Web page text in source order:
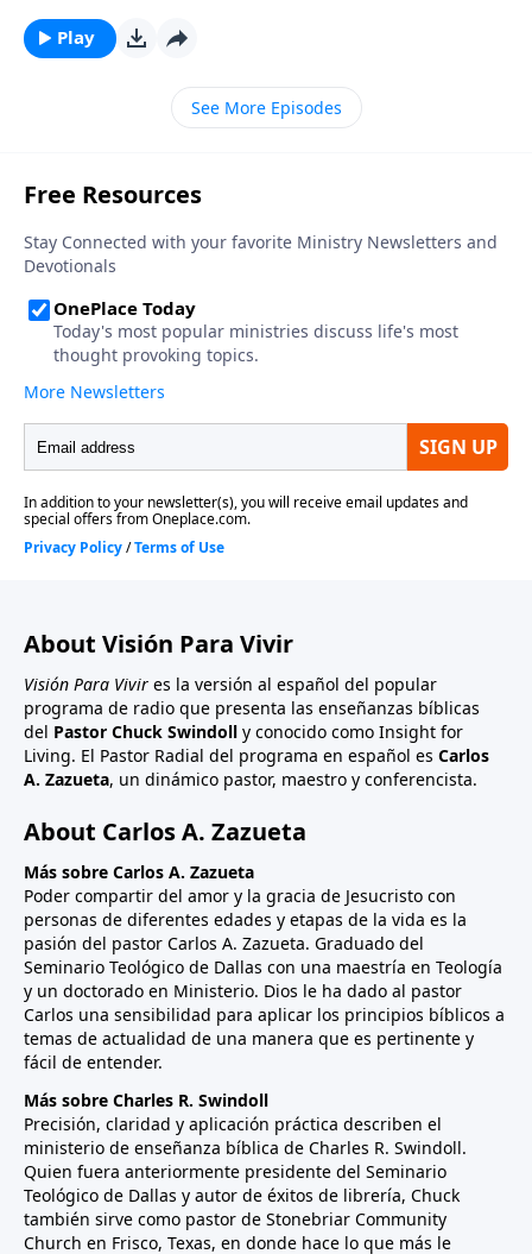
dirigieron con sabiduría. ¿Pero quién los influyó más?
En muchos casos. . . una madre. Acompáñenos a
conocer a la madre que salvó la vida de un gran
héroe de la Biblia, Moisés.
Play
See More Episodes
About Visión Para Vivir
Visión Para Vivir es la versión al español del popular
programa de radio que presenta las enseñanzas bíblicas
del Pastor Chuck Swindoll y conocido como Insight for
Living. El Pastor Radial del programa en español es Carlos
A. Zazueta, un dinámico pastor, maestro y conferencista.
About Carlos A. Zazueta
Más sobre Carlos A. Zazueta
Poder compartir del amor y la gracia de Jesucristo con
personas de diferentes edades y etapas de la vida es la
pasión del pastor Carlos A. Zazueta. Graduado del
Seminario Teológico de Dallas con una maestría en Teología
y un doctorado en Ministerio. Dios le ha dado al pastor
Carlos una sensibilidad para aplicar los principios bíblicos a
temas de actualidad de una manera que es pertinente y
fácil de entender.
Más sobre Charles R. Swindoll
Precisión, claridad y aplicación práctica describen el
ministerio de enseñanza bíblica de Charles R. Swindoll.
Quien fuera anteriormente presidente del Seminario
Teológico de Dallas y autor de éxitos de librería, Chuck
también sirve como pastor de Stonebriar Community
Church en Frisco, Texas, en donde hace lo que más le